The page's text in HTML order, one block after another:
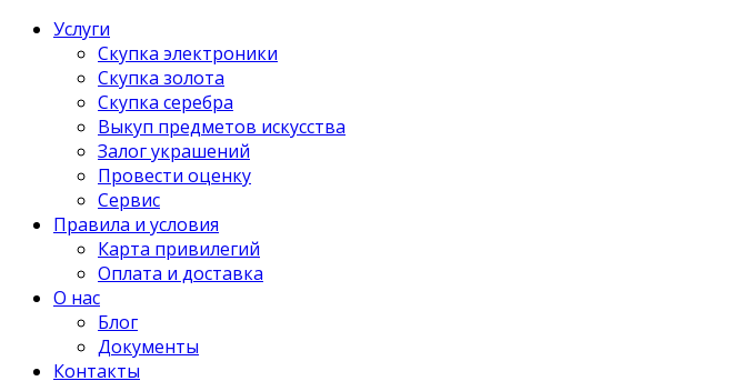
Услуги
Скупка электроники
Скупка золота
Скупка серебра
Выкуп предметов искусства
Залог украшений
Провести оценку
Сервис
Правила и условия
Карта привилегий
Оплата и доставка
О нас
Блог
Документы
Контакты